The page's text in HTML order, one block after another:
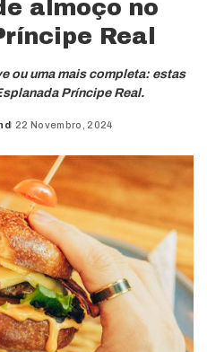
almoço no
Real
ou uma mais completa: estas
Príncipe Real.
22 Novembro, 2024